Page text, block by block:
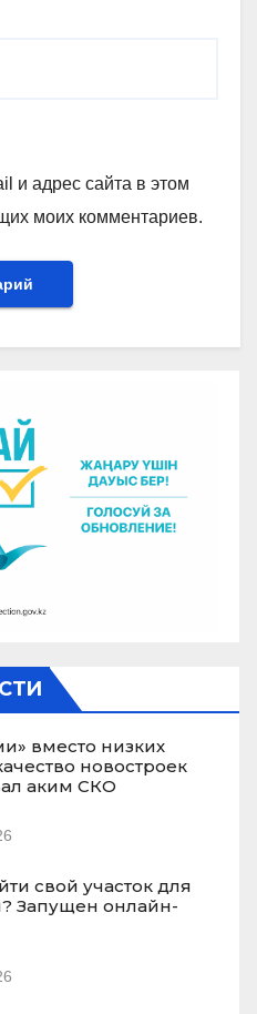
и адрес сайта в этом
моих комментариев.
вместо низких
новостроек
аким СКО
свой участок для
Запущен онлайн-